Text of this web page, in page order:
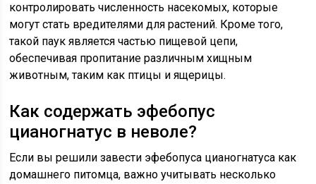
контролировать численность насекомых, которые
могут стать вредителями для растений. Кроме того,
такой паук является частью пищевой цепи,
обеспечивая пропитание различным хищным
животным, таким как птицы и ящерицы.
Как содержать эфебопус
цианогнатус в неволе?
Если вы решили завести эфебопуса цианогнатуса как
домашнего питомца, важно учитывать несколько